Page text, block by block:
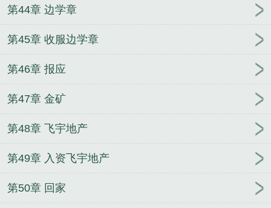
第44章 边学章
第45章 收服边学章
第46章 报应
第47章 金矿
第48章 飞宇地产
第49章 入资飞宇地产
第50章 回家